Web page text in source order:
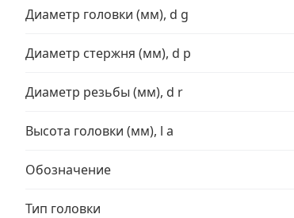
Диаметр головки (мм), d g
Диаметр стержня (мм), d p
Диаметр резьбы (мм), d r
Высота головки (мм), l a
Обозначение
Тип головки